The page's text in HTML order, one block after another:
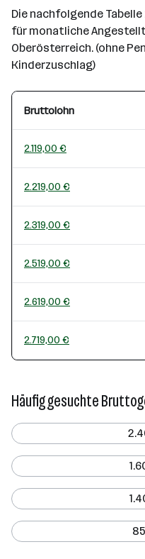
Die nachfolgende
für monatliche
Oberösterreich. (ohne
Kinderzuschlag)
Bruttolohn
2.119,00 €
2.219,00 €
2.319,00 €
2.519,00 €
2.619,00 €
2.719,00 €
Häufig gesuchte